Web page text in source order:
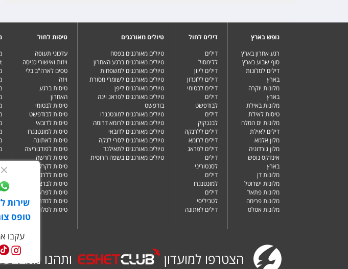
שירות
טופס
עקבו
נופש בארץ
רגע אחרון בארץ
סוף שבוע בארץ
דילים למלונות
בארץ
מלונות יוקרה
בארץ
מלונות באילת
טיסות לאילת
מלונות ים המלח
דילים לאילת
מלון אלמא
מלון גורדוניה
אינדקס נופש
בארץ
מלונות דן
מלונות ישרוטל
מלונות פתאל
מלונות פרימה
מלונות אטלס
דילים לחול
דילים
ללימסול
דילים ליוון
דילים ללונדון
דילים לבטומי
דילים
לבודפשט
דילים
לבנגקוק
דילים ללרנקה
דילים לרומא
דילים לפראג
דילים
לסנטוריני
דילים
למונטנגרו
דילים
לטביליסי
דילים לאתונה
טיולים מאורגנים
טיולים מאורגנים בפסח
טיולים מאורגנים ברגע האחרון
טיולים מאורגנים למשפחות
טיולים מאורגנים לשומרי מסורת
טיולים מאורגנים ליפן
טיולים מאורגנים לפראג וינה
בודפשט
טיולים מאורגנים למונטנגרו
טיולים מאורגנים לרומא דרומה
טיולים מאורגנים לדובאי
טיולים מאורגנים לסרי לנקה
טיולים מאורגנים לתאילנד
טיולים מאורגנים בשפה הרוסית
טיסות לחול
עדכוני תעופה
ויזות ואישורי כניסה
טסים לארה"ב בלי
ויזה
טיסות ברגע
האחרון
טיסות לבטומי
טיסות לבודפשט
טיסות לדובאי
טיסות למונטנגרו
טיסות לאתונה
טיסות לפודגוריצה
טיסות לורשה
טיסות לקרקוב
טיסות ללרנקה
טיסות לברצלונה
טיסות לפראג
טיסות למדריד
טיסות לסלוניקי
הצטרפו למועדון ותהנו